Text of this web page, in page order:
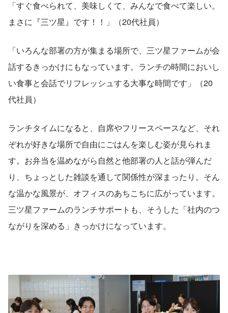
「すぐ食べられて、美味しくて、みんなで食べて楽しい。
まさに『三ツ星』です！！」（20代社員）
「いろんな部署の方が集まる場所で、三ツ星ファームが会
話するきっかけにもなっています。ランチの時間においし
い食事と会話でリフレッシュする大事な時間です」（20
代社員）
ランチタイムになると、自席やフリースペースなど、それ
ぞれが好きな場所で自由にごはんを楽しむ姿が見られま
す。お弁当を温めながら自然と他部署の人と話が弾んだ
り、ちょっとした雑談を通して関係性が深まったり。そん
な温かな風景が、オフィスのあちこちに広がっています。
三ツ星ファームのランチサポートも、そうした「社内のつ
ながりを深める」きっかけになっています。